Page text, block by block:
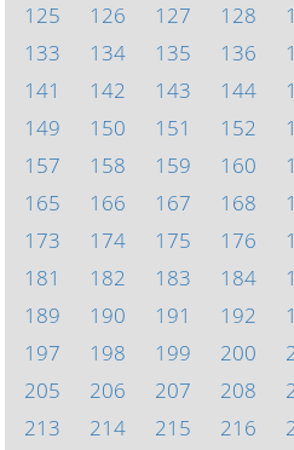
125
126 127 128
133
134 135 136
141
142 143 144
149
150 151 152
157
158 159 160
165
166 167 168
173
174 175 176
181
182 183 184
189
190 191 192
197
198 199 200
205
206 207 208
213
214 215 216